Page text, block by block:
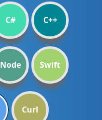
C# C++
Node Swift
Curl